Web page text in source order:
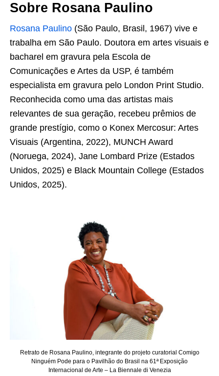
Sobre Rosana Paulino
Rosana Paulino (São Paulo, Brasil, 1967) vive e
trabalha em São Paulo. Doutora em artes visuais e
bacharel em gravura pela Escola de
Comunicações e Artes da USP, é também
especialista em gravura pelo London Print Studio.
Reconhecida como uma das artistas mais
relevantes de sua geração, recebeu prêmios de
grande prestígio, como o Konex Mercosur: Artes
Visuais (Argentina, 2022), MUNCH Award
(Noruega, 2024), Jane Lombard Prize (Estados
Unidos, 2025) e Black Mountain College (Estados
Unidos, 2025).
Retrato de Rosana Paulino, integrante do projeto curatorial Comigo
Ninguém Pode para o Pavilhão do Brasil na 61ª Exposição
Internacional de Arte – La Biennale di Venezia